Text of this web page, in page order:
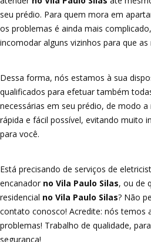
seu prédio. Para quem mora em
os problemas é ainda mais
incomodar alguns vizinhos para que
Dessa forma, nós estamos à sua
qualificados para efetuar também
necessárias em seu prédio, de modo
rápida e fácil possível, evitando muito
para você.
Está precisando de serviços de
encanador no Vila Paulo Silas, ou de
residencial no Vila Paulo Silas? Não
contato conosco! Acredite: nós temos
problemas! Trabalho de qualidade,
segurança!